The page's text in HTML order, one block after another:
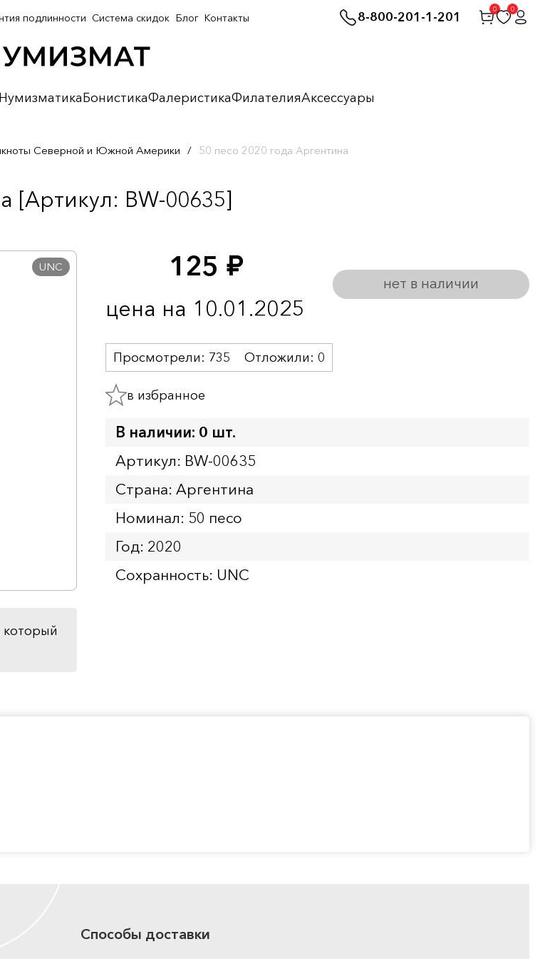
8-800-201-1-201
0 0
НумизматикаБонистикаФалеристикаФилателияАксессуары
подлинности Система скидок Блог Контакты
Северной и Южной Америки / 50 песо 2020 года Аргентина
[Артикул: BW-00635]
UNC 125 руб.
цена на 10.01.2025
нет в наличии
Просмотрели: 735 Отложили: 0
в избранное
В наличии: 0 шт.
Артикул: BW-00635
Страна: Аргентина
Номинал: 50 песо
Год: 2020
Сохранность: UNC
Способы доставки